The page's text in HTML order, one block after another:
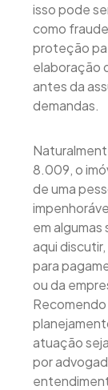
isso pode
como
proteção
elaboração
antes da
demandas.
8.009, o
de uma
em
aqui
para
ou da
atuação
por